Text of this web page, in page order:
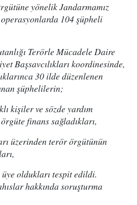
yönelik Jandarmamız
104 şüpheli
Terörle Mücadele Daire
Başsavcılıkları koordinesinde,
30 ilde düzenlenen
şüphelilerin;
kişiler ve sözde yardım
finans sağladıkları,
üzerinden terör örgütünün
oldukları tespit edildi.
hakkında soruşturma